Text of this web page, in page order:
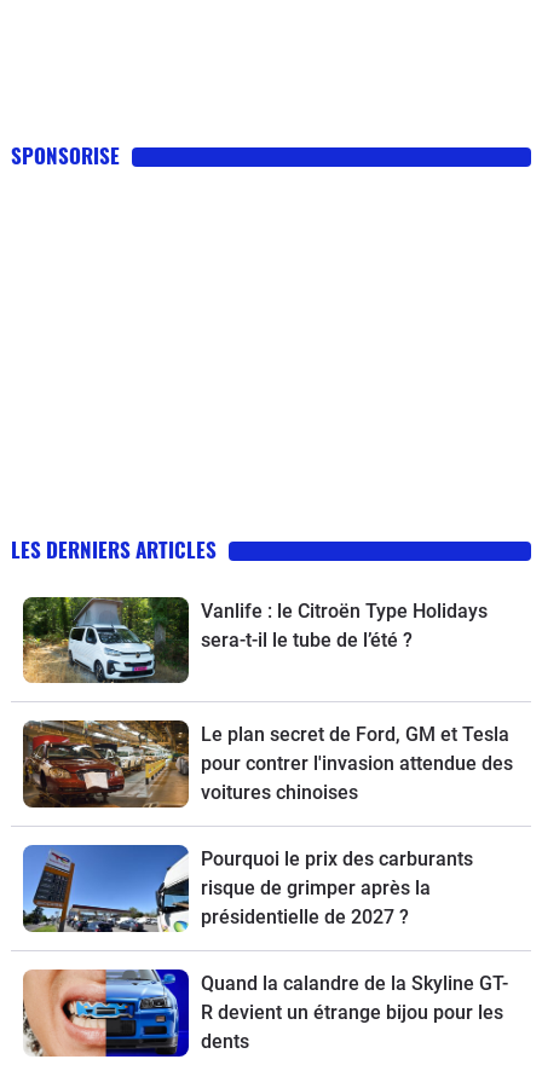
SPONSORISE
LES DERNIERS ARTICLES
Vanlife : le Citroën Type Holidays
sera-t-il le tube de l’été ?
Le plan secret de Ford, GM et Tesla
pour contrer l'invasion attendue des
voitures chinoises
Pourquoi le prix des carburants
risque de grimper après la
présidentielle de 2027 ?
Quand la calandre de la Skyline GT-
R devient un étrange bijou pour les
dents